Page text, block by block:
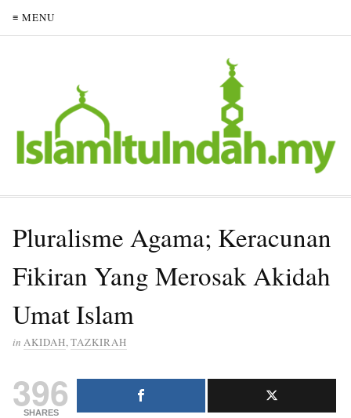
≡ MENU
Pluralisme Agama; Keracunan
Fikiran Yang Merosak Akidah
Umat Islam
in AKIDAH,TAZKIRAH
396
SHARES